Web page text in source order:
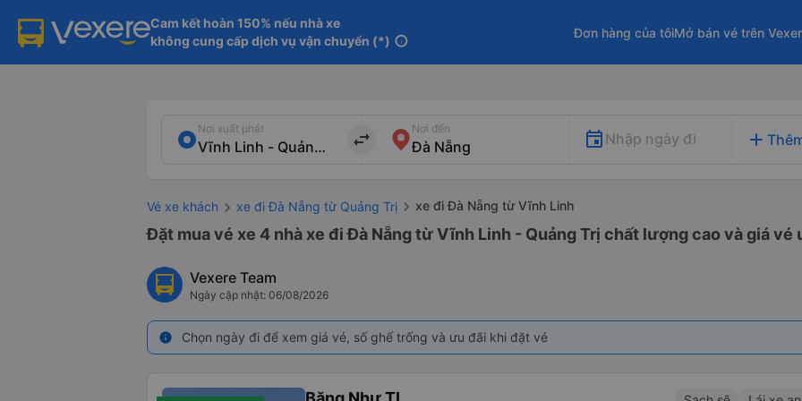
Cam kết hoàn 150% nếu nhà xe
không cung cấp dịch vụ vận chuyển (*) info
Đơn hàng của tôiMở bán vé trên
Nơi xuất phát
import_export
Nơi đến
Nhập ngày đi add
Vé xe khách xe đi Đà Nẵng từ Quảng Trị xe đi Đà Nẵng từ Vĩnh Linh
Đặt mua vé xe 4 nhà xe đi Đà Nẵng từ Vĩnh Linh - Quảng Trị chất lượng cao và giá vé
Vexere Team
Ngày cập nhật: 06/08/2026
info Chọn ngày đi để xem giá vé, số ghế trống và ưu đãi khi đặt vé